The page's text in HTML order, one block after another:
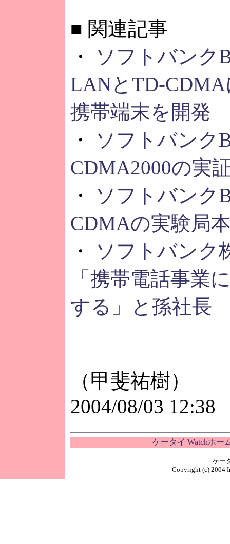
■ 関連記事
・
ソフトバンク
LANとTD-
携帯端末を開発
・
ソフトバンク
CDMA2000の実
・
ソフトバンク
CDMAの実験局
・
ソフトバンク
「携帯電話事業
する」と孫社長
（甲斐祐樹）
2004/08/03 12:38
ケータイ Watchホー
ケー
Copyright (c) 2004